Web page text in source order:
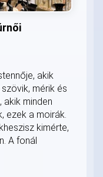
akik
mérik és
akik minden
ezek a moirák.
kimérte,
A fonál